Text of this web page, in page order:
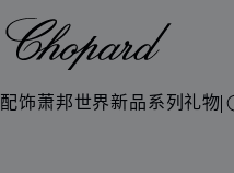
配饰萧邦世界新品系列礼物